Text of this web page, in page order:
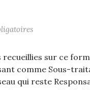
sur ce
comme Sous-
qui reste